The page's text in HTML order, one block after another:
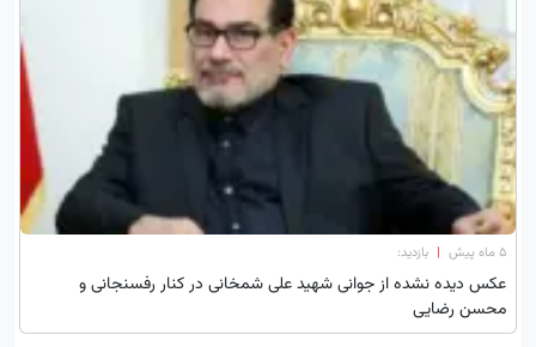
۵ ماه پیش | بازدید:
عکس دیده نشده از جوانی شهید علی شمخانی در کنار رفسنجانی و
محسن رضایی